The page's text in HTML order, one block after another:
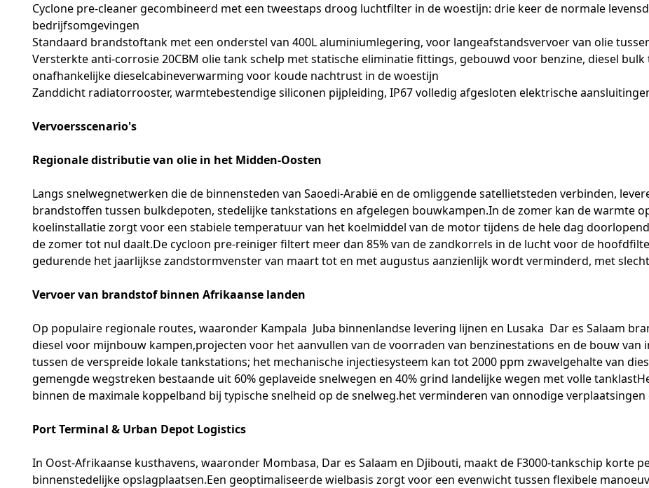
Cyclone pre-cleaner gecombineerd met een tweestaps droog luchtfilter in de woestijn: drie keer de normale
bedrijfsomgevingen
Standaard brandstoftank met een onderstel van 400L aluminiumlegering, voor langeafstandsvervoer van olie
Versterkte anti-corrosie 20CBM olie tank schelp met statische eliminatie fittings, gebouwd voor benzine, diesel
onafhankelijke dieselcabineverwarming voor koude nachtrust in de woestijn
Zanddicht radiatorrooster, warmtebestendige siliconen pijpleiding, IP67 volledig afgesloten elektrische
Vervoersscenario's
Regionale distributie van olie in het Midden-Oosten
Langs snelwegnetwerken die de binnensteden van Saoedi-Arabië en de omliggende satellietsteden verbinden,
brandstoffen tussen bulkdepoten, stedelijke tankstations en afgelegen bouwkampen.In de zomer kan de warmte
koelinstallatie zorgt voor een stabiele temperatuur van het koelmiddel van de motor tijdens de hele dag
de zomer tot nul daalt.De cycloon pre-reiniger filtert meer dan 85% van de zandkorrels in de lucht voor de
gedurende het jaarlijkse zandstormvenster van maart tot en met augustus aanzienlijk wordt verminderd, met
Vervoer van brandstof binnen Afrikaanse landen
Op populaire regionale routes, waaronder Kampala  Juba binnenlandse levering lijnen en Lusaka  Dar es Salaam
diesel voor mijnbouw kampen,projecten voor het aanvullen van de voorraden van benzinestations en de bouw
tussen de verspreide lokale tankstations; het mechanische injectiesysteem kan tot 2000 ppm zwavelgehalte van
gemengde wegstreken bestaande uit 60% geplaveide snelwegen en 40% grind landelijke wegen met volle
binnen de maximale koppelband bij typische snelheid op de snelweg.het verminderen van onnodige
Port Terminal & Urban Depot Logistics
In Oost-Afrikaanse kusthavens, waaronder Mombasa, Dar es Salaam en Djibouti, maakt de F3000-tankschip korte
binnenstedelijke opslagplaatsen.Een geoptimaliseerde wielbasis zorgt voor een evenwicht tussen flexibele